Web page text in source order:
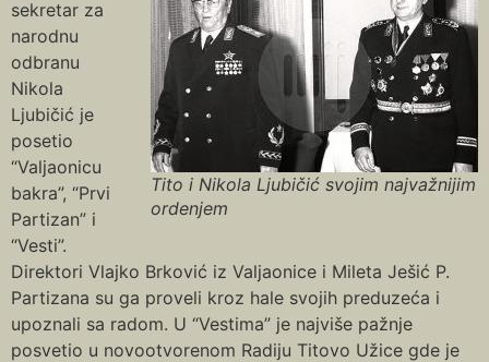
Tito i Nikola Ljubičić svojim najvažnijim
ordenjem
sekretar za
narodnu
odbranu
Nikola
Ljubičić je
posetio
“Valjaonicu
bakra”, “Prvi
Partizan” i
“Vesti”.
Direktori Vlajko Brković iz Valjaonice i Mileta Ješić P.
Partizana su ga proveli kroz hale svojih preduzeća i
upoznali sa radom. U “Vestima” je najviše pažnje
posvetio u novootvorenom Radiju Titovo Užice gde je